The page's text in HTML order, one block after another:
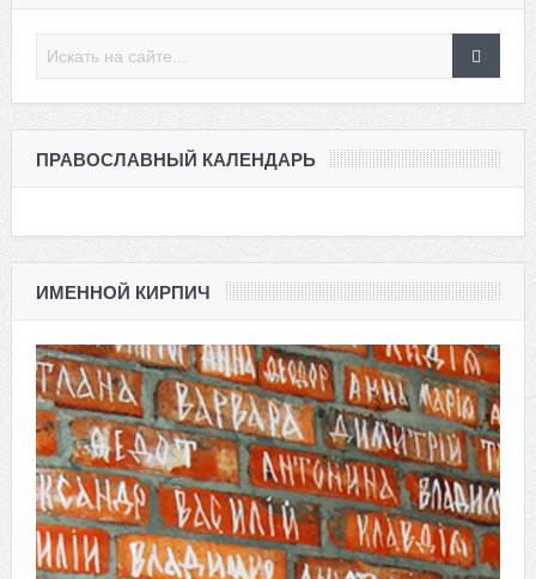
ПРАВОСЛАВНЫЙ КАЛЕНДАРЬ
ИМЕННОЙ КИРПИЧ